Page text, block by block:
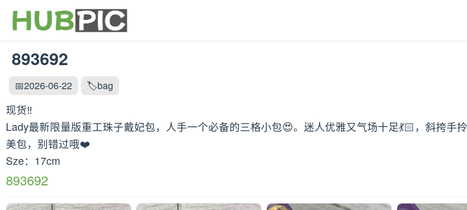
893692
📅2026-06-22 🏷️bag
现货‼️
Lady最新限量版重工珠子戴妃包，人手一个必备的三格小包😍。迷人优雅又气场十足💃🏻，斜挎
美包，别错过哦❤️
Sze：17cm
893692